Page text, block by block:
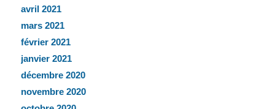
avril 2021
mars 2021
février 2021
janvier 2021
décembre 2020
novembre 2020